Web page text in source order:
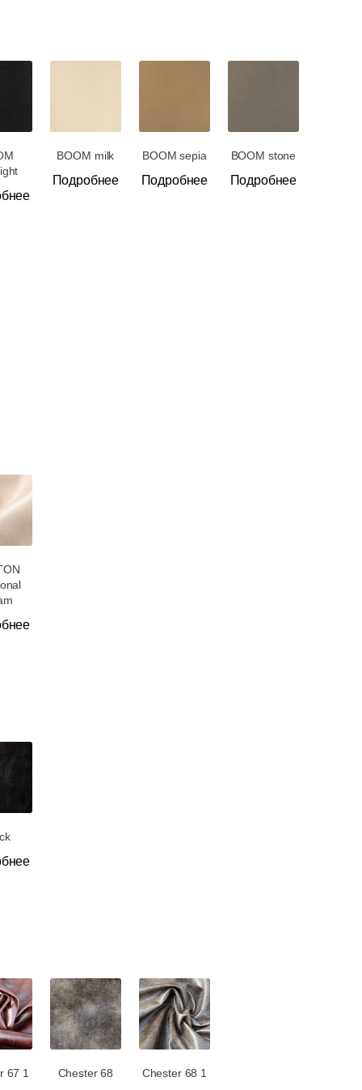
BOOM milk
Подробнее
BOOM sepia
Подробнее
BOOM stone
Подробнее
67 1 Chester 68 Chester 68 1